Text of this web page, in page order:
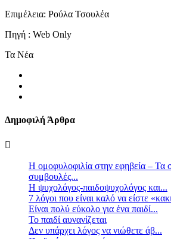
Επιμέλεια: Ρούλα Τσουλέα
Πηγή : Web Only
Τα Νέα
Δημοφιλή Άρθρα
Η ομοφυλοφιλία στην εφηβεία – Τα
συμβουλές...
Η ψυχολόγος-παιδοψυχολόγος και...
7 λόγοι που είναι καλό να είστε
Είναι πολύ εύκολο για ένα παιδί...
Το παιδί αυνανίζεται
Δεν υπάρχει λόγος να νιώθετε άβ...